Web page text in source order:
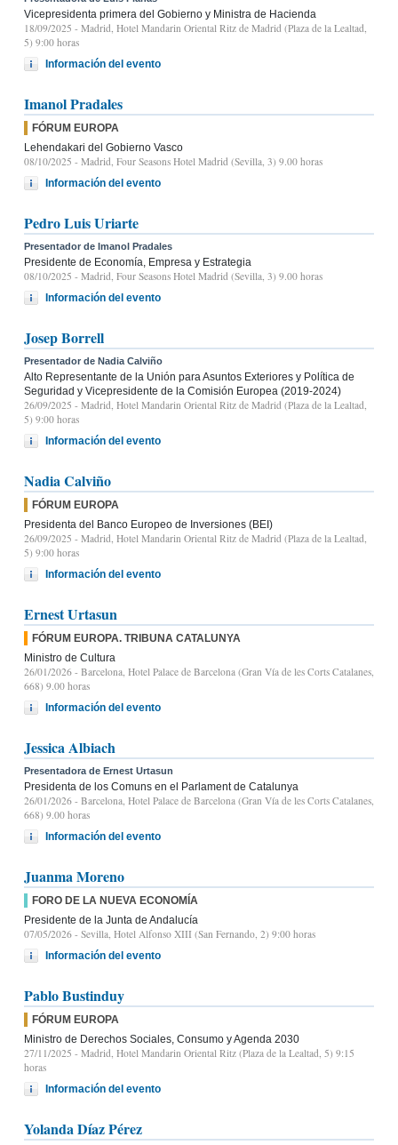
Vicepresidenta primera del Gobierno y Ministra de Hacienda
18/09/2025 - Madrid, Hotel Mandarin Oriental Ritz de Madrid (Plaza de la Lealtad,
5) 9:00 horas
Información del evento
Imanol Pradales
FÓRUM EUROPA
Lehendakari del Gobierno Vasco
08/10/2025 - Madrid, Four Seasons Hotel Madrid (Sevilla, 3) 9.00 horas
Información del evento
Pedro Luis Uriarte
Presentador de Imanol Pradales
Presidente de Economía, Empresa y Estrategia
08/10/2025 - Madrid, Four Seasons Hotel Madrid (Sevilla, 3) 9.00 horas
Información del evento
Josep Borrell
Presentador de Nadia Calviño
Alto Representante de la Unión para Asuntos Exteriores y Política de
Seguridad y Vicepresidente de la Comisión Europea (2019-2024)
26/09/2025 - Madrid, Hotel Mandarin Oriental Ritz de Madrid (Plaza de la Lealtad,
5) 9:00 horas
Información del evento
Nadia Calviño
FÓRUM EUROPA
Presidenta del Banco Europeo de Inversiones (BEI)
26/09/2025 - Madrid, Hotel Mandarin Oriental Ritz de Madrid (Plaza de la Lealtad,
5) 9:00 horas
Información del evento
Ernest Urtasun
FÓRUM EUROPA. TRIBUNA CATALUNYA
Ministro de Cultura
26/01/2026 - Barcelona, Hotel Palace de Barcelona (Gran Vía de les Corts Catalanes,
668) 9.00 horas
Información del evento
Jessica Albiach
Presentadora de Ernest Urtasun
Presidenta de los Comuns en el Parlament de Catalunya
26/01/2026 - Barcelona, Hotel Palace de Barcelona (Gran Vía de les Corts Catalanes,
668) 9.00 horas
Información del evento
Juanma Moreno
FORO DE LA NUEVA ECONOMÍA
Presidente de la Junta de Andalucía
07/05/2026 - Sevilla, Hotel Alfonso XIII (San Fernando, 2) 9:00 horas
Información del evento
Pablo Bustinduy
FÓRUM EUROPA
Ministro de Derechos Sociales, Consumo y Agenda 2030
27/11/2025 - Madrid, Hotel Mandarin Oriental Ritz (Plaza de la Lealtad, 5) 9:15
horas
Información del evento
Yolanda Díaz Pérez